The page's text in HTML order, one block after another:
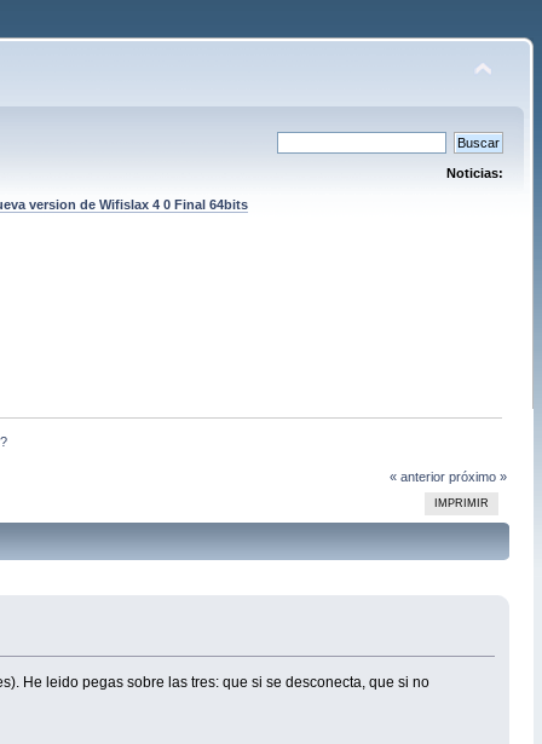
Noticias:
version de Wifislax 4 0 Final 64bits
« anterior próximo »
IMPRIMIR
He leido pegas sobre las tres: que si se desconecta, que si no